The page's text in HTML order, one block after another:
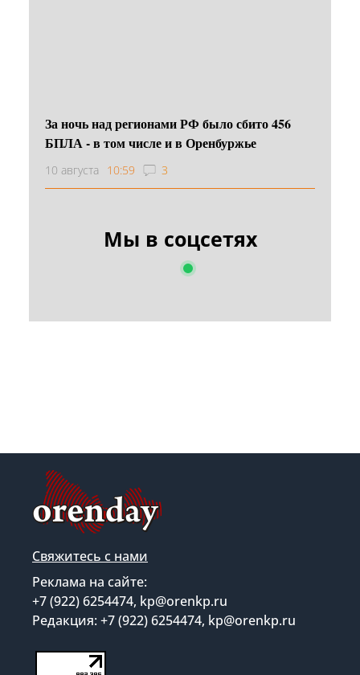
За ночь над регионами РФ было сбито 456
БПЛА - в том числе и в Оренбуржье
10 августа 10:59 3
Мы в соцсетях
Свяжитесь с нами
Реклама на сайте:
+7 (922) 6254474, kp@orenkp.ru
Редакция: +7 (922) 6254474, kp@orenkp.ru